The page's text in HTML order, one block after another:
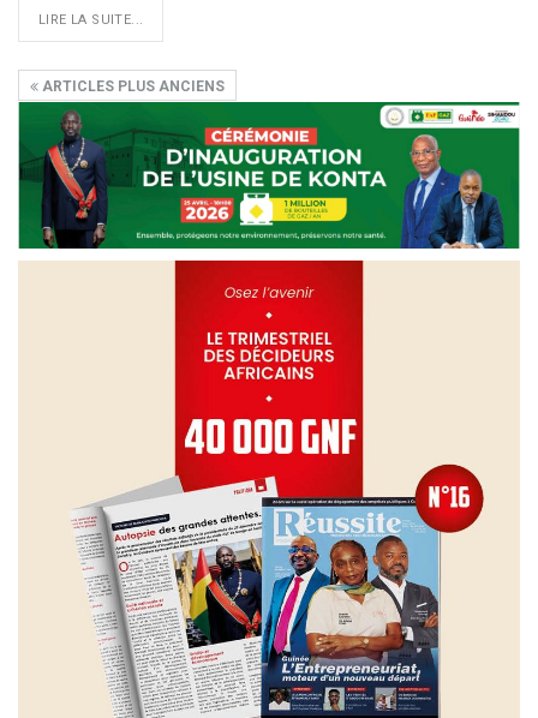
LIRE LA SUITE...
ARTICLES PLUS ANCIENS